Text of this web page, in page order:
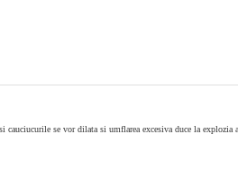
se vor dilata si umflarea excesiva duce la